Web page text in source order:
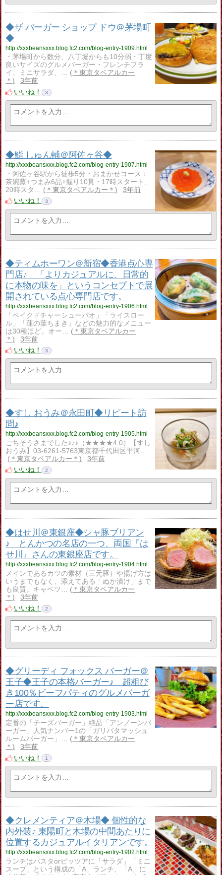
◆ザ バーガー ショップ ドウ＠茅場町
◆
http://xxxbeansxxx.blog.fc2.com/blog-entry-1909.html
・茅場町から数分、八丁堀からも10分弱・丁度
良いサイズのグルメバーガー・フレンチフラ
イ、ミニサラダ、…
＊東京タベアルカー
＊
3年前
いいね！
3
◆鮨 しゅん輔＠阿佐ヶ谷◆
http://xxxbeansxxx.blog.fc2.com/blog-entry-1907.html
・阿佐ヶ谷駅から徒歩5分・おまかせコース：
茶碗蒸+つまみ6品+握り10貫・17時スタート、
20時スタ…
＊東京タベアルカー＊
3年前
いいね！
3
◆ティムホーワン＠新宿◆香港点心専
門店♪ 「よりカジュアルに、日常的
に本物の味を」というコンセプトで展
開されている点心専門店です。
http://xxxbeansxxx.blog.fc2.com/blog-entry-1906.html
「ベイクドチャーシューパオ」「ライスロー
ル」「蓮の葉ちまき」などの魅力的なメニュー
は30種ほど。オー…
＊東京タベアルカー
＊
3年前
いいね！
3
◆すし おうみ＠永田町◆リピート訪
問♪
http://xxxbeansxxx.blog.fc2.com/blog-entry-1905.html
ごちそうさまでした♪♪♪（★★★★4.0）【すし
おうみ】03-6261-5763東京都千代田区平河…
＊東京タベアルカー＊
3年前
いいね！
2
◆はせ川＠東銀座◆シャ豚ブリアン
♪ とんかつの名店の一つ、両国『は
せ川』さんの東銀座店です。
http://xxxbeansxxx.blog.fc2.com/blog-entry-1904.html
メインであるカツの素材（三元豚）や揚げ方は
いうまでもなく、添えてある「ぬか漬け」まで
も良質。キャベツ…
＊東京タベアルカー
＊
3年前
いいね！
2
◆グリーディ フォックス バーガー＠
王子◆王子の本格バーガー♪ 超粗び
き100％ビーフパティのグルメバーガ
ー店です。
http://xxxbeansxxx.blog.fc2.com/blog-entry-1903.html
定番の「チーズバーガー」絶品「アンノーンバ
ーガー」人気ナンバー1の「ガリバタマッシュ
ルームバーガー」…
＊東京タベアルカー
＊
3年前
いいね！
1
◆クレメンティア＠木場◆ 個性的な
内外装♪ 東陽町と木場の中間あたりに
位置するカジュアルイタリアンです。
http://xxxbeansxxx.blog.fc2.com/blog-entry-1902.html
ランチはパスタorピッツアに「サラダ」「ミニ
スープ」という構成の「A」ランチ、「A」に